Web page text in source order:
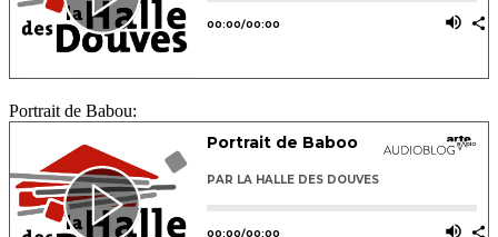
Portrait de Babou: